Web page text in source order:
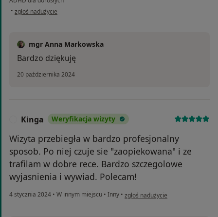
• w opinii użytkownika E.K
zgłoś nadużycie
mgr Anna Markowska
Bardzo dziękuję
20 października 2024
Kinga Weryfikacja wizyty
Wizyta przebiegła w bardzo profesjonalny
sposob. Po niej czuje sie "zaopiekowana" i ze
trafilam w dobre rece. Bardzo szczegolowe
wyjasnienia i wywiad. Polecam!
4 stycznia 2024 • W innym miejscu • Inny • w opinii użytkownika Kinga
zgłoś nadużycie